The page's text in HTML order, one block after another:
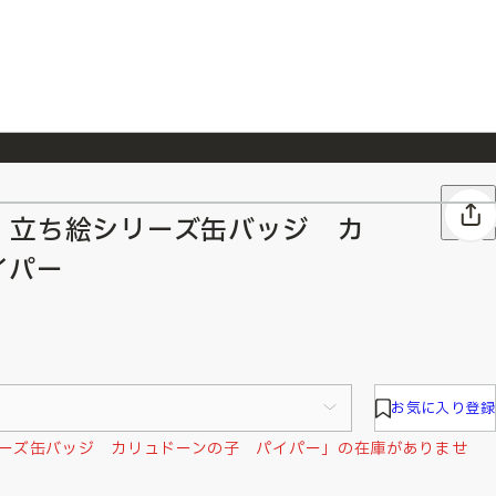
7/23 『ONE PIECE magazine 021 ONE PIECEカード付き同梱版』発売延期のご案内
ち絵シリーズ缶バッジ カ
ー
お気に入り登録
ズ缶バッジ カリュドーンの子 パイパー」の在庫がありませ